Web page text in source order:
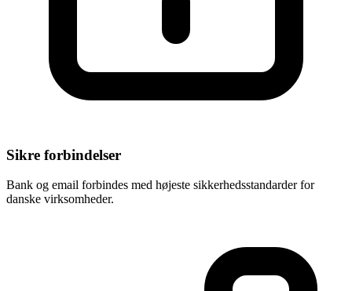
Sikre forbindelser
Bank og email forbindes med højeste sikkerhedsstandarder for
danske virksomheder.